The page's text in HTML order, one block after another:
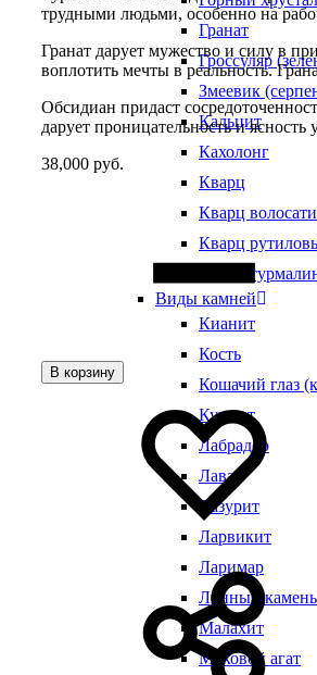
Гранат
Гроссуляр
Змеевик
Кальцит
Кахолонг
Кварц
Кварц
Кварц
Кварц
Виды камней
Кианит
Кость
Кошачий глаз
Кунцит
Лабрадор
Лава
Лазурит
Ларвикит
Ларимар
Лунный камень
Малахит
Моховой агат
трудными людьми, особенно на
Гранат дарует мужество и силу в
воплотить мечты в реальность.
Обсидиан придаст
дарует проницательность и
38,000 руб.
В корзину